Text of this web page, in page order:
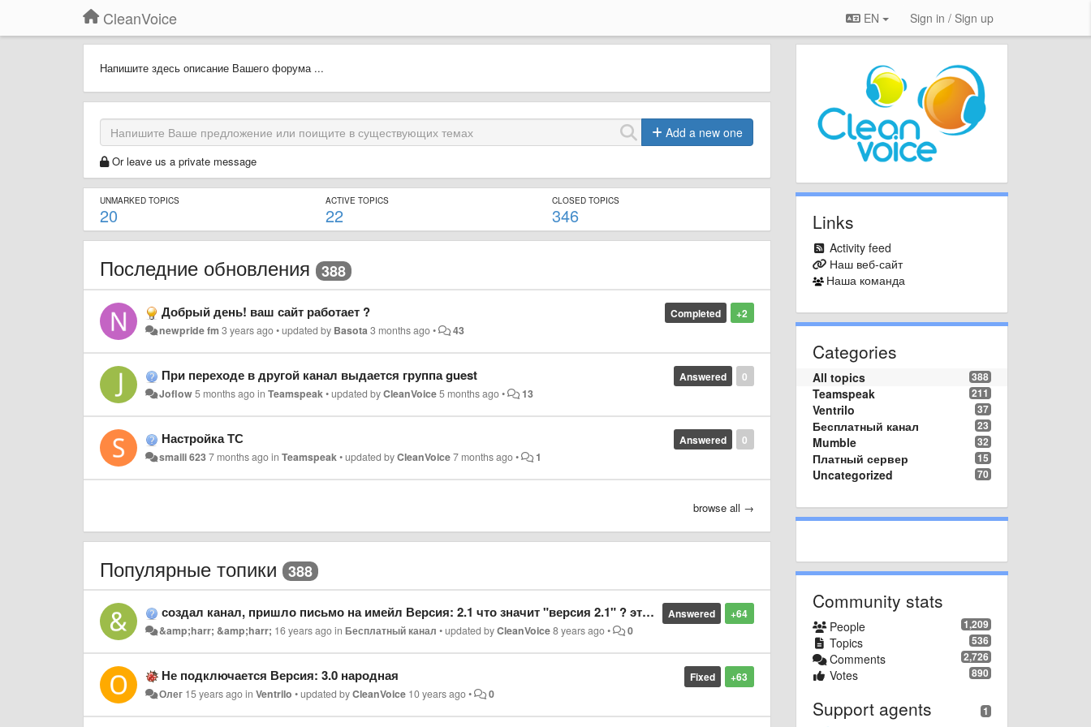
CleanVoice EN Sign in / Sign up
Напишите здесь описание Вашего форума ...
Add a new one
Or leave us a private message
UNMARKED TOPICS
20
ACTIVE TOPICS
22
CLOSED TOPICS
346
Последние обновления 388
+2
Completed
Добрый день! ваш сайт работает ?
newpride fm 3 years ago•updated by Basota3 months ago• 43
0
Answered
При переходе в другой канал выдается группа guest
Joflow5 months agoinTeamspeak•updated byCleanVoice5 months ago• 13
0
Answered
Настройка ТС
smaili 6237 months agoinTeamspeak•updated byCleanVoice7 months ago• 1
browse all →
Популярные топики 388
+64
Answered
создал канал, пришло письмо на имейл Версия: 2.1 что значит "версия 2.1" ? это версия вентрило через которую можно зайти на свой канал?
&amp;harr; &amp;harr; 16 years agoinБесплатный канал •updated byCleanVoice8 years ago• 0
+63
Fixed
Не подключается Версия: 3.0 народная
Олег 15 years agoinVentrilo •updated byCleanVoice 10 years ago• 0
Links
Activity feed
Наш веб-сайт
Наша команда
Categories
388
All topics
211
Teamspeak
37
Ventrilo
23
Бесплатный канал
32
Mumble
15
Платный сервер
70
Uncategorized
Community stats
1,209
People
536
Topics
2,726
Comments
890
Votes
1
Support agents